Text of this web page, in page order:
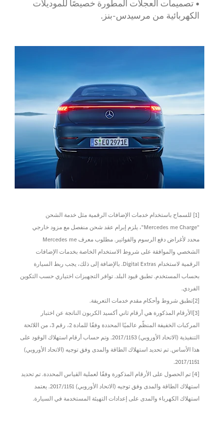
• تصميمات العجلات المطورة خصيصًا للموديلات
الكهربائية من مرسيدس-بنز.
[1] للسماح باستخدام خدمات الإضافات الرقمية مثل خدمة الشحن
"Mercedes me Charge"، يلزم إبرام عقد شحن منفصل مع مزود خارجي
محدد لأغراض دفع الرسوم والفواتير. مطلوب معرف Mercedes me
الشخصي والموافقة على شروط الاستخدام الخاصة بخدمات الإضافات
الرقمية لاستخدام Digital Extras. بالإضافة إلى ذلك، يجب ربط السيارة
بحساب المستخدم. تطبق قيود البلد. توافر التجهيزات اختياري حسب التكوين
الفردي.
[2]تطبق شروط وأحكام مقدم خدمات التعريفة.
[3]الأرقام المذكورة هي أرقام ثاني أكسيد الكربون الناتجة عن اختبار
المركبات الخفيفة المنظّم عالميًا المحددة وفقًا للمادة 2، رقم 3، من اللائحة
التنفيذية (الاتحاد الأوروبي) 2017/1153. وتم حساب أرقام استهلاك الوقود على
هذا الأساس. تم تحديد استهلاك الطاقة والمدى وفق توجيه (الاتحاد الأوروبي)
2017/1151.
[4] تم الحصول على الأرقام المذكورة وفقًا لعملية القياس المحددة. تم تحديد
استهلاك الطاقة والمدى وفق توجيه (الاتحاد الأوروبي) 2017/1151. يعتمد
استهلاك الكهرباء والمدى على إعدادات التهيئة المستخدمة في السيارة.